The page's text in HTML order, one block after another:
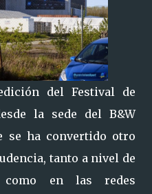
del Festival de
la sede del B&W
se ha convertido otro
tanto a nivel de
como en las redes